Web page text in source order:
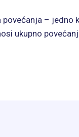
– jedno
ukupno